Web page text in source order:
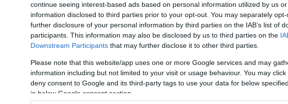
continue seeing interest-based ads based on personal information utilized by us
information disclosed to third parties prior to your opt-out. You may separately
further disclosure of your personal information by third parties on the IAB’s list of
participants. This information may also be disclosed by us to third parties on the
Downstream Participants that may further disclose it to other third parties.
Please note that this website/app uses one or more Google services and may
information including but not limited to your visit or usage behaviour. You may
deny consent to Google and its third-party tags to use your data for below
in below Google consent section.
Nemzetközi,Magyaros
Melegétel, Kártyás fizetés
Az Apostolok Étterem és Bár a pesti belváros szívében, a Kígyó utca 4-6.
számú ház földszintjén üzemel. Az Apostolok-hoz címzett sörözőt 1902-ban
Förster János alapította. A sörözőt először 1913-ban építették át, majd száz
évvel később, 2013-ban a műemlékvédelem alatt álló termeken felül kibővült a